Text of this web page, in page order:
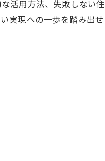
活用方法、失敗しない住
実現への一歩を踏み出せ